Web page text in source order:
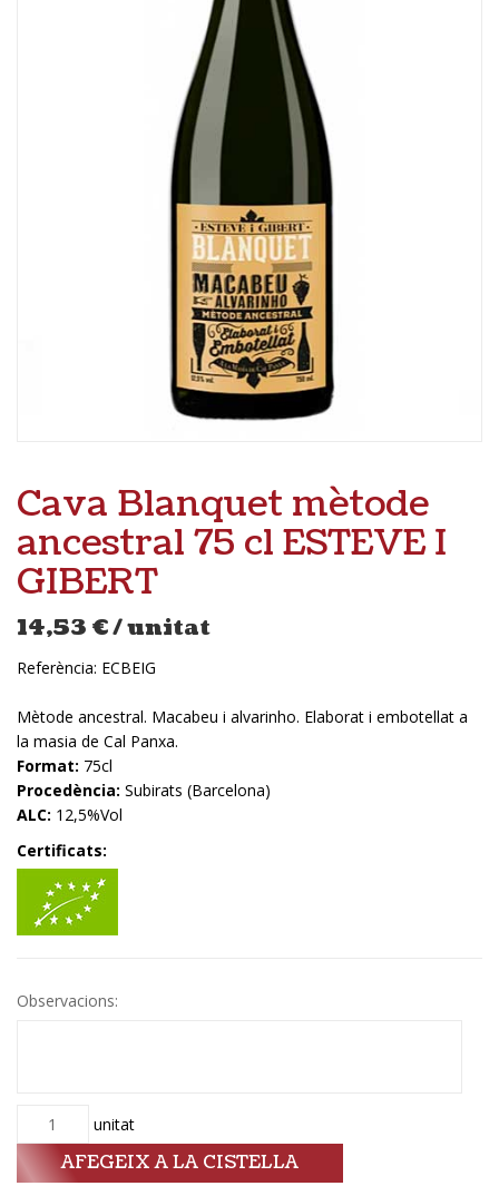
Cava Blanquet mètode
ancestral 75 cl ESTEVE I
GIBERT
14,53 €/ unitat
Referència: ECBEIG
Mètode ancestral. Macabeu i alvarinho. Elaborat i embotellat a
la masia de Cal Panxa.
Format: 75cl
Procedència: Subirats (Barcelona)
ALC: 12,5%Vol
Certificats:
Observacions:
Quantitat unitat
AFEGEIX A LA CISTELLA